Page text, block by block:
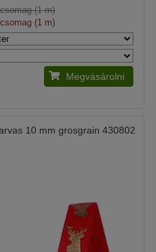
(1 m)
(1 m)
Megvásárolni
10 mm grosgrain 430802